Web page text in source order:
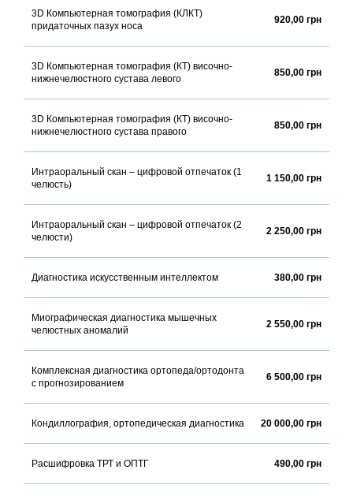
3D Компьютерная томография (КЛКТ)
придаточных пазух носа
920,00 грн
3D Компьютерная томография (КТ) височно-
нижнечелюстного сустава левого
850,00 грн
3D Компьютерная томография (КТ) височно-
нижнечелюстного сустава правого
850,00 грн
Интраоральный скан – цифровой отпечаток (1
челюсть)
1 150,00 грн
Интраоральный скан – цифровой отпечаток (2
челюсти)
2 250,00 грн
Диагностика искусственным интеллектом 380,00 грн
Миографическая диагностика мышечных
челюстных аномалий
2 550,00 грн
Комплексная диагностика ортопеда/ортодонта
с прогнозированием
6 500,00 грн
Кондиллография, ортопедическая диагностика 20 000,00 грн
Расшифровка ТРТ и ОПТГ 490,00 грн